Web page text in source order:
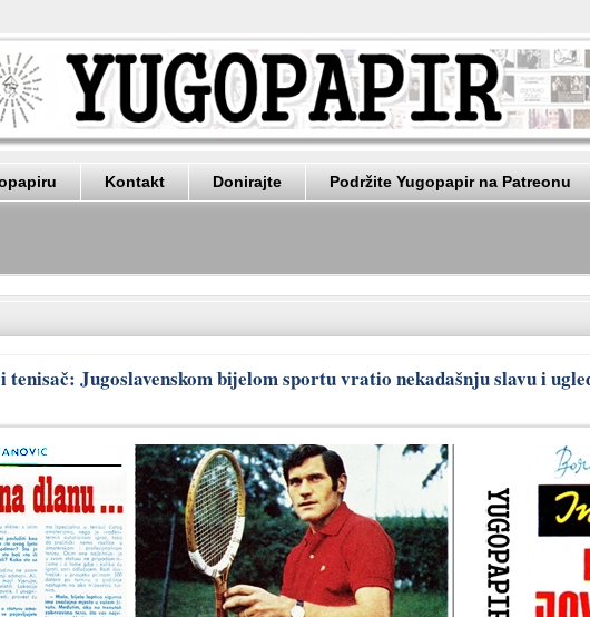
Kontakt Donirajte Podržite Yugopapir na Patreonu
Jugoslavenskom bijelom sportu vratio nekadašnju slavu i